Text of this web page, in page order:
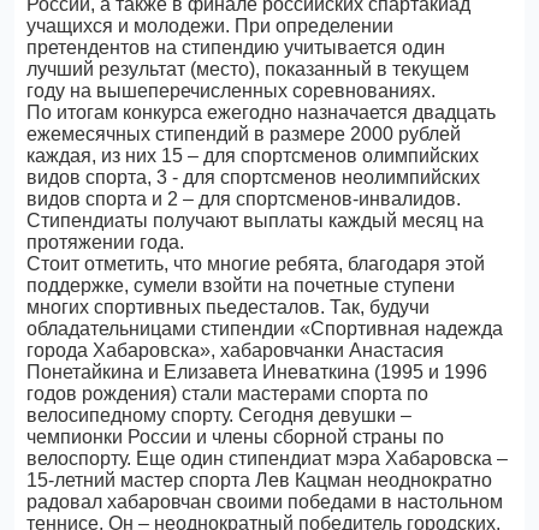
России, а также в финале российских спартакиад
учащихся и молодежи. При определении
претендентов на стипендию учитывается один
лучший результат (место), показанный в текущем
году на вышеперечисленных соревнованиях.
По итогам конкурса ежегодно назначается двадцать
ежемесячных стипендий в размере 2000 рублей
каждая, из них 15 – для спортсменов олимпийских
видов спорта, 3 - для спортсменов неолимпийских
видов спорта и 2 – для спортсменов-инвалидов.
Стипендиаты получают выплаты каждый месяц на
протяжении года.
Стоит отметить, что многие ребята, благодаря этой
поддержке, сумели взойти на почетные ступени
многих спортивных пьедесталов. Так, будучи
обладательницами стипендии «Спортивная надежда
города Хабаровска», хабаровчанки Анастасия
Понетайкина и Елизавета Иневаткина (1995 и 1996
годов рождения) стали мастерами спорта по
велосипедному спорту. Сегодня девушки –
чемпионки России и члены сборной страны по
велоспорту. Еще один стипендиат мэра Хабаровска –
15-летний мастер спорта Лев Кацман неоднократно
радовал хабаровчан своими победами в настольном
теннисе. Он – неоднократный победитель городских,